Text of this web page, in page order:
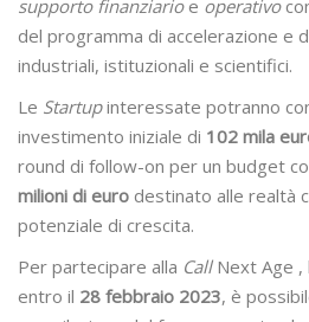
supporto finanziarioe operativo
del programma di accelerazione e
industriali, istituzionali e scientifici.
Le Startupinteressate potranno
investimento iniziale di 102 mila
round di follow-on per un budget
milioni di euro destinato alle realtà
potenziale di crescita.
Per partecipare alla Call Next Age ,
entro il 28 febbraio 2023, è